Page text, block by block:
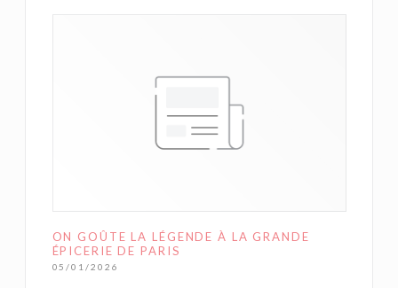
ON GOÛTE LA LÉGENDE À LA GRANDE
ÉPICERIE DE PARIS
05/01/2026